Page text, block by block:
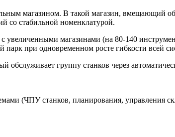
магазином. В такой магазин, вмещающий
со стабильной номенклатурой.
увеличенными магазинами (на 80-140
при одновременном росте гибкости всей
обслуживает группу станков через
(ЧПУ станков, планирования, управления